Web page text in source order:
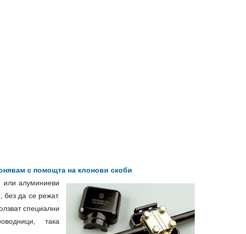
с помощта на клонови скоби
или алуминиеви
без да се режат.
специални
така